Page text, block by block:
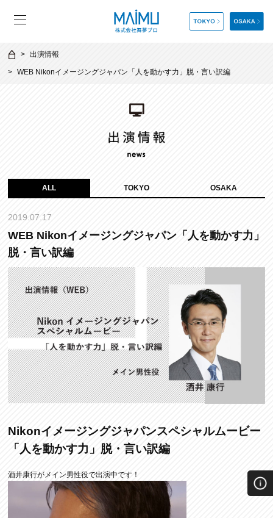
出演情報
WEB Nikonイメージングジャパン「人を動かす力」脱・言い訳編
ALL TOKYO OSAKA
2019.07.17
WEB Nikonイメージングジャパン「人を動かす力」
脱・言い訳編
Nikonイメージングジャパンスペシャルムービー
「人を動かす力」脱・言い訳編
酒井康行がメイン男性役で出演中です！